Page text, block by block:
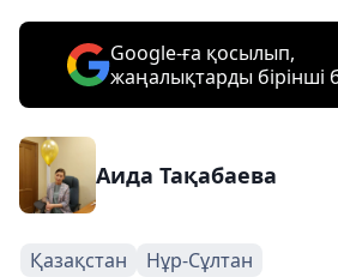
Google-ға қосылып,
жаңалықтарды
Аида Тақабаева
Қазақстан Нұр-Сұлтан